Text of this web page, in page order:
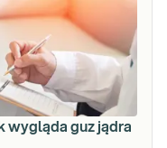
wygląda guz jądra